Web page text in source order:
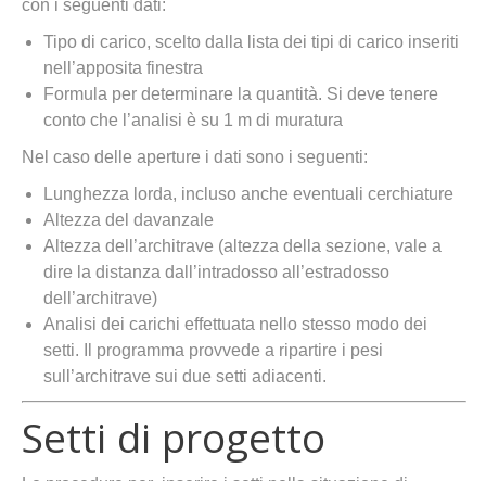
con i seguenti dati:
Tipo di carico, scelto dalla lista dei tipi di carico inseriti
nell’apposita finestra
Formula per determinare la quantità. Si deve tenere
conto che l’analisi è su 1 m di muratura
Nel caso delle aperture i dati sono i seguenti:
Lunghezza lorda, incluso anche eventuali cerchiature
Altezza del davanzale
Altezza dell’architrave (altezza della sezione, vale a
dire la distanza dall’intradosso all’estradosso
dell’architrave)
Analisi dei carichi effettuata nello stesso modo dei
setti. Il programma provvede a ripartire i pesi
sull’architrave sui due setti adiacenti.
Setti di progetto